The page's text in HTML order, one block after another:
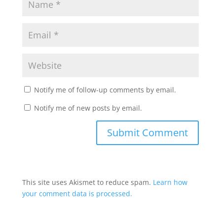
Notify me of follow-up comments by email.
Notify me of new posts by email.
This site uses Akismet to reduce spam. Learn how
your comment data is processed.